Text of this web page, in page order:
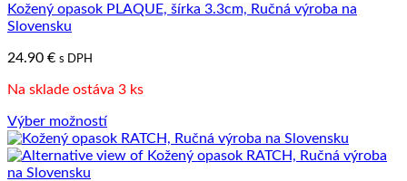
Možnosti
si
vybrať
stránke
produktu.
Kožený opasok PLAQUE, šírka 3.3cm, Ručná výroba na
Slovensku
24.90 € s DPH
Na sklade ostáva 3 ks
Výber možností
Tento
produkt
má